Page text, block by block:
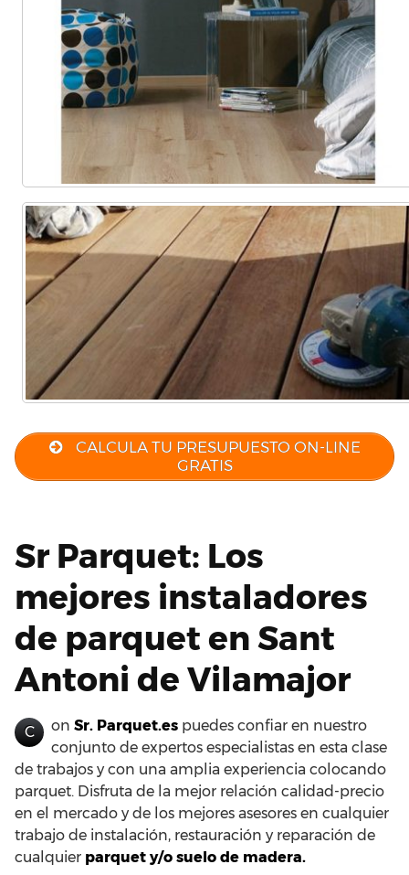
CALCULA TU PRESUPUESTO ON-LINE
GRATIS
Sr Parquet: Los
mejores instaladores
de parquet en Sant
Antoni de Vilamajor
C on Sr. Parquet.es puedes confiar en nuestro
conjunto de expertos especialistas en esta clase
de trabajos y con una amplia experiencia colocando
parquet. Disfruta de la mejor relación calidad-precio
en el mercado y de los mejores asesores en cualquier
trabajo de instalación, restauración y reparación de
cualquier parquet y/o suelo de madera.